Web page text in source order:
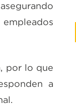
por lo que
a